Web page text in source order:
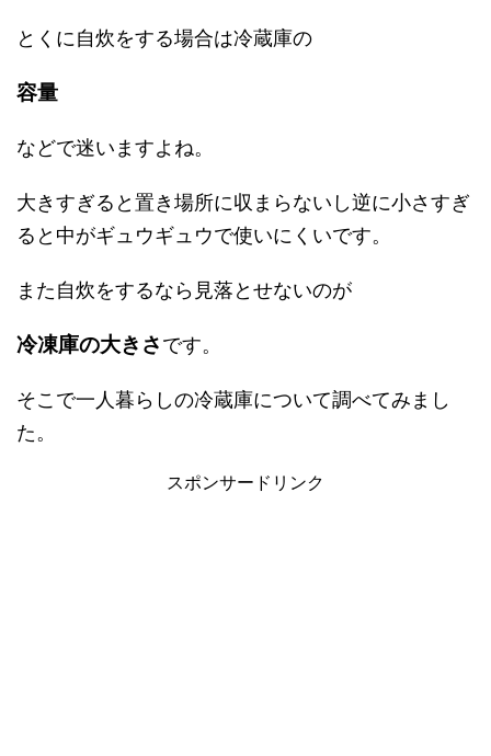
とくに自炊をする場合は冷蔵庫の
容量
などで迷いますよね。
大きすぎると置き場所に収まらないし逆に小さすぎ
ると中がギュウギュウで使いにくいです。
また自炊をするなら見落とせないのが
冷凍庫の大きさです。
そこで一人暮らしの冷蔵庫について調べてみまし
た。
スポンサードリンク